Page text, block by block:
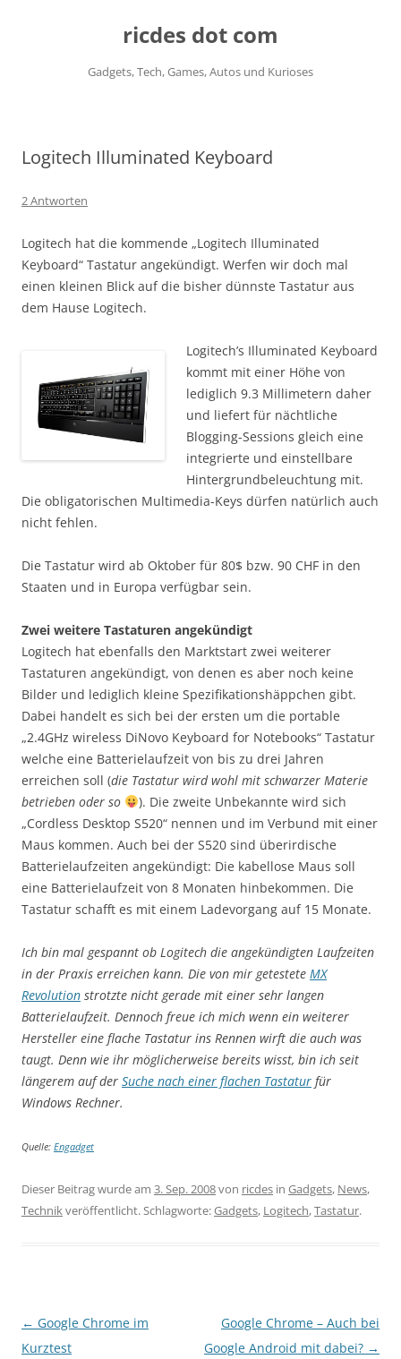
ricdes dot com
Gadgets, Tech, Games, Autos und Kurioses
Logitech Illuminated Keyboard
2 Antworten
Logitech hat die kommende „Logitech Illuminated
Keyboard“ Tastatur angekündigt. Werfen wir doch mal
einen kleinen Blick auf die bisher dünnste Tastatur aus
dem Hause Logitech.
Logitech’s Illuminated Keyboard
kommt mit einer Höhe von
lediglich 9.3 Millimetern daher
und liefert für nächtliche
Blogging-Sessions gleich eine
integrierte und einstellbare
Hintergrundbeleuchtung mit.
Die obligatorischen Multimedia-Keys dürfen natürlich auch
nicht fehlen.
Die Tastatur wird ab Oktober für 80$ bzw. 90 CHF in den
Staaten und in Europa verfügbar sein.
Zwei weitere Tastaturen angekündigt
Logitech hat ebenfalls den Marktstart zwei weiterer
Tastaturen angekündigt, von denen es aber noch keine
Bilder und lediglich kleine Spezifikationshäppchen gibt.
Dabei handelt es sich bei der ersten um die portable
„2.4GHz wireless DiNovo Keyboard for Notebooks“ Tastatur
welche eine Batterielaufzeit von bis zu drei Jahren
erreichen soll (die Tastatur wird wohl mit schwarzer Materie
betrieben oder so
). Die zweite Unbekannte wird sich
„Cordless Desktop S520“ nennen und im Verbund mit einer
Maus kommen. Auch bei der S520 sind überirdische
Batterielaufzeiten angekündigt: Die kabellose Maus soll
eine Batterielaufzeit von 8 Monaten hinbekommen. Die
Tastatur schafft es mit einem Ladevorgang auf 15 Monate.
Ich bin mal gespannt ob Logitech die angekündigten Laufzeiten
in der Praxis erreichen kann. Die von mir getestete MX
Revolution strotzte nicht gerade mit einer sehr langen
Batterielaufzeit. Dennoch freue ich mich wenn ein weiterer
Hersteller eine flache Tastatur ins Rennen wirft die auch was
taugt. Denn wie ihr möglicherweise bereits wisst, bin ich seit
längerem auf der Suche nach einer flachen Tastatur für
Windows Rechner.
Quelle: Engadget
Dieser Beitrag wurde am 3. Sep. 2008von ricdes in Gadgets, News,
Technikveröffentlicht. Schlagworte:Gadgets, Logitech,Tastatur.
Beitragsnavigation
← Google Chrome im
Kurztest
Google Chrome – Auch bei
Google Android mit dabei? →